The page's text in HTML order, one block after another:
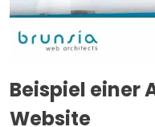
Beispiel einer
Website